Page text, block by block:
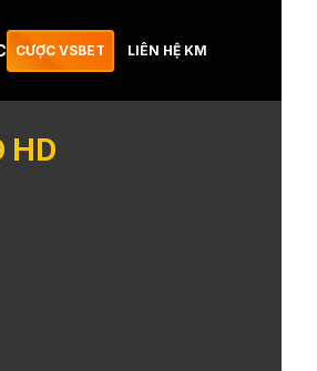
CƯỢC VSBET LIÊN HỆ KM
HD